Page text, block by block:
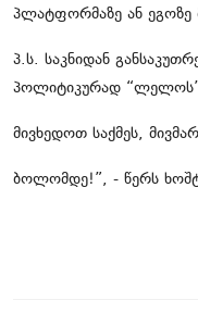
პლატფორმაზე ან ეგოზე
პ.ს. საკნიდან
პოლიტიკურად “ლელოს”
მივხედოთ საქმეს,
ბოლომდე!”, - წერს